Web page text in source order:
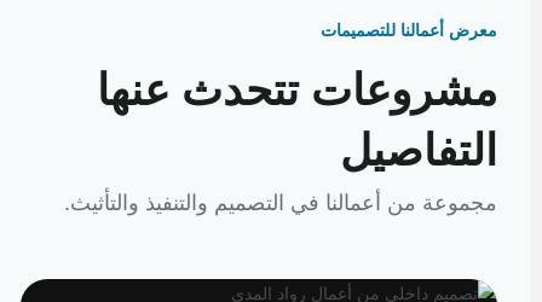
معرض أعمالنا للتصميمات
مشروعات تتحدث عنها
التفاصيل
مجموعة من أعمالنا في التصميم والتنفيذ والتأثيث.